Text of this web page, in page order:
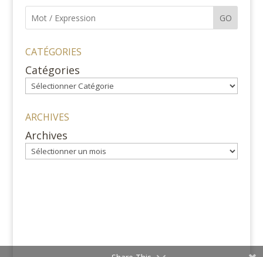
GO
CATÉGORIES
Catégories
ARCHIVES
Archives